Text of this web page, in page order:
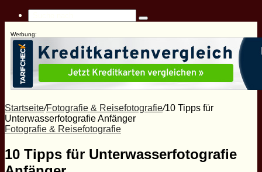
Suche
Werbung:
Startseite/Fotografie & Reisefotografie/10 Tipps für
Unterwasserfotografie Anfänger
Fotografie & Reisefotografie
10 Tipps für Unterwasserfotografie